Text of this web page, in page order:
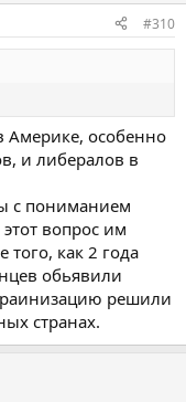
#310
Америке, особенно
и либералов в
с пониманием
вопрос им
того, как 2 года
обьявили
решили
странах.